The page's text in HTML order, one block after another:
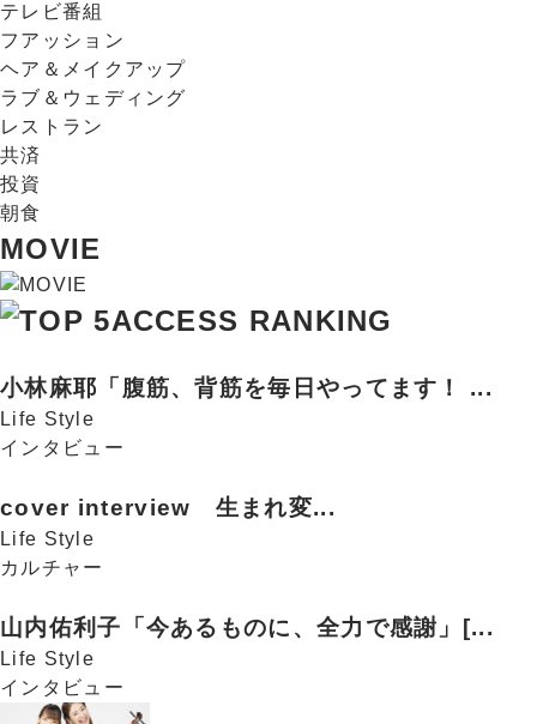
テレビ番組
フアッション
ヘア＆メイクアップ
ラブ＆ウェディング
レストラン
共済
投資
朝食
MOVIE
ACCESS RANKING
小林麻耶「腹筋、背筋を毎日やってます！ ...
Life Style
インタビュー
cover interview 生まれ変...
Life Style
カルチャー
山内佑利子「今あるものに、全力で感謝」[...
Life Style
インタビュー